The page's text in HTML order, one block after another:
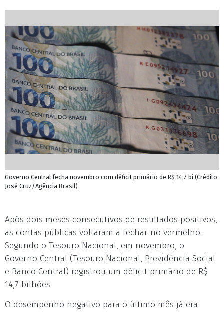
Governo Central fecha novembro com déficit primário de R$ 14,7 bi (Crédito:
José Cruz/Agência Brasil)
Após dois meses consecutivos de resultados positivos,
as contas públicas voltaram a fechar no vermelho.
Segundo o Tesouro Nacional, em novembro, o
Governo Central (Tesouro Nacional, Previdência Social
e Banco Central) registrou um déficit primário de R$
14,7 bilhões.
O desempenho negativo para o último mês já era